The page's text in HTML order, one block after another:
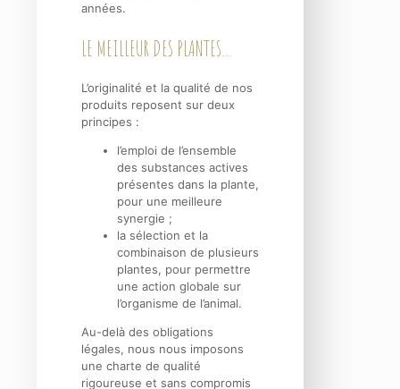
années.
LE MEILLEUR DES PLANTES…
L’originalité et la qualité de nos
produits reposent sur deux
principes :
l’emploi de l’ensemble
des substances actives
présentes dans la plante,
pour une meilleure
synergie ;
la sélection et la
combinaison de plusieurs
plantes, pour permettre
une action globale sur
l’organisme de l’animal.
Au-delà des obligations
légales, nous nous imposons
une charte de qualité
rigoureuse et sans compromis